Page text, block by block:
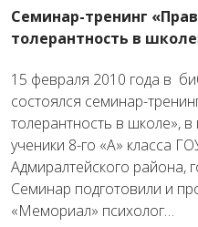
Семинар-тренинг
толерантность в
15 февраля 2010 года в
состоялся семинар-
толерантность в школе»,
ученики 8-го «А» класса
Адмиралтейского района,
Семинар подготовили и
«Мемориал» психолог…